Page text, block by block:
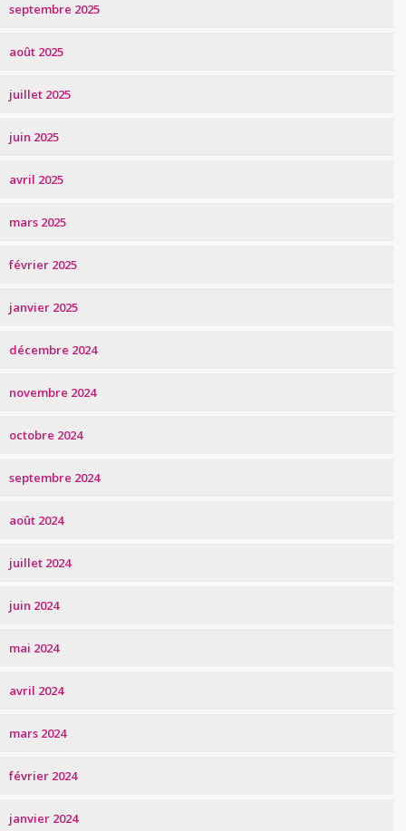
septembre 2025
août 2025
juillet 2025
juin 2025
avril 2025
mars 2025
février 2025
janvier 2025
décembre 2024
novembre 2024
octobre 2024
septembre 2024
août 2024
juillet 2024
juin 2024
mai 2024
avril 2024
mars 2024
février 2024
janvier 2024